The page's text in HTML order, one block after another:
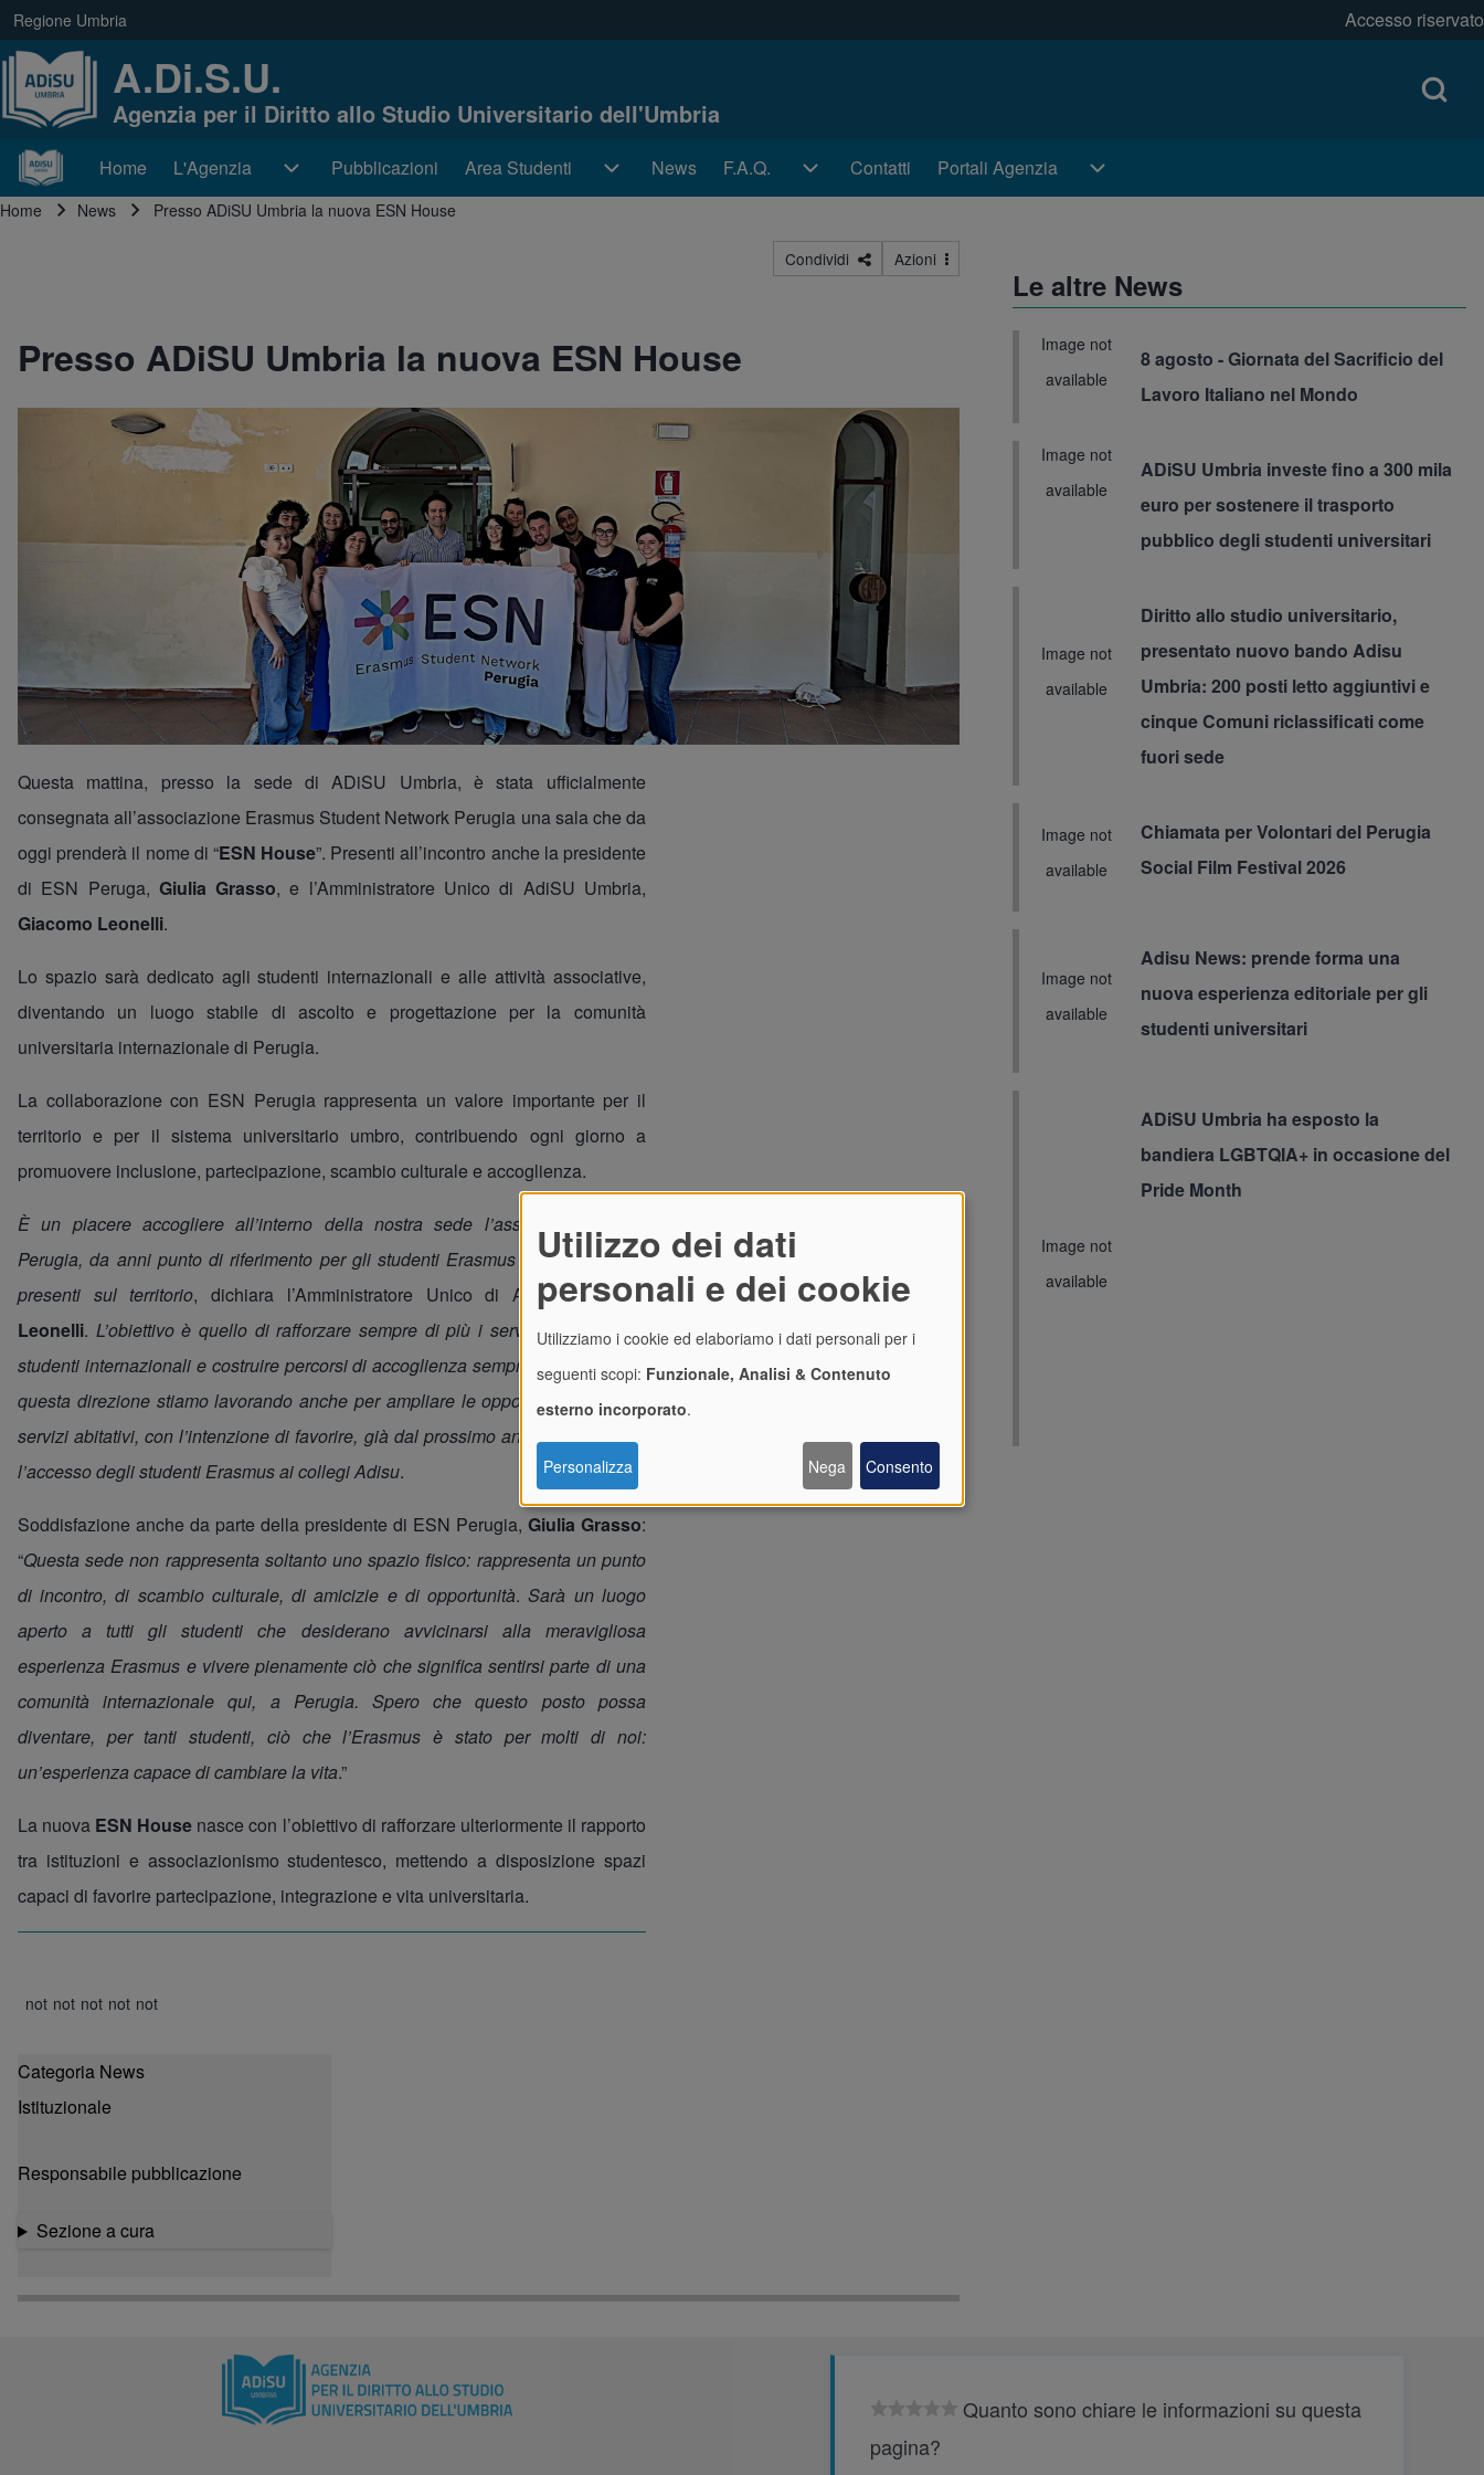
Skip to main navigation
link regione
Regione Umbria
(opens in new tab)
Menu
Accesso riservato
Open
Close search
Open Search
A.Di.S.U.
Agenzia per il Diritto allo Studio Universitario dell'Umbria
Navigazione principale
Home L'Agenzia
L'Agenzia sub-navigationPubblicazioni Area Studenti
Area Studenti sub-navigation
News F.A.Q.
F.A.Q. sub-navigation
Contatti Portali Agenzia
Portali Agenzia sub-navigation
Home News Presso ADiSU Umbria la nuova ESN House
Condividi Azioni
Presso ADiSU Umbria la nuova ESN House
Questa mattina, presso la sede di ADiSU Umbria, è stata ufficialmente
consegnata all’associazione Erasmus Student Network Perugia una sala che da
oggi prenderà il nome di “ESN House”. Presenti all’incontro anche la presidente
di ESN Peruga, Giulia Grasso, e l’Amministratore Unico di AdiSU Umbria,
Giacomo Leonelli.
Lo spazio sarà dedicato agli studenti internazionali e alle attività associative,
diventando un luogo stabile di ascolto e progettazione per la comunità
universitaria internazionale di Perugia.
La collaborazione con ESN Perugia rappresenta un valore importante per il
territorio e per il sistema universitario umbro, contribuendo ogni giorno a
promuovere inclusione, partecipazione, scambio culturale e accoglienza.
È un piacere accogliere all’interno della nostra sede l’associazione ESN
Perugia, da anni punto di riferimento per gli studenti Erasmus e internazionali
presenti sul territorio, dichiara l’Amministratore Unico di AdisuGiacomo
Leonelli. L’obiettivo è quello di rafforzare sempre di più i servizi dedicati agli
studenti internazionali e costruire percorsi di accoglienza sempre più efficaci. In
questa direzione stiamo lavorando anche per ampliare le opportunità legate ai
servizi abitativi, con l’intenzione di favorire, già dal prossimo anno accademico,
l’accesso degli studenti Erasmus ai collegi Adisu.
Soddisfazione anche da parte della presidente di ESN Perugia, Giulia Grasso:
“Questa sede non rappresenta soltanto uno spazio fisico: rappresenta un punto
di incontro, di scambio culturale, di amicizie e di opportunità.Sarà un luogo
aperto a tutti gli studenti che desiderano avvicinarsi alla meravigliosa
esperienza Erasmus e vivere pienamente ciò che significa sentirsi parte di una
comunità internazionale qui, a Perugia. Spero che questo posto possa
diventare, per tanti studenti, ciò che l’Erasmus è stato per molti di noi:
un’esperienza capace di cambiare la vita.”
La nuova ESN House nasce con l’obiettivo di rafforzare ulteriormente il rapporto
tra istituzioni e associazionismo studentesco, mettendo a disposizione spazi
capaci di favorire partecipazione, integrazione e vita universitaria.
not not not not not
Categoria News
Istituzionale
Responsabile pubblicazione
Sezione a cura
Le altre News
Immagine
Image not
available
8 agosto - Giornata del Sacrificio del
Lavoro Italiano nel Mondo
Immagine
Image not
available
ADiSU Umbria investe fino a 300 mila
euro per sostenere il trasporto
pubblico degli studenti universitari
Image not
available
Diritto allo studio universitario,
presentato nuovo bando Adisu
Umbria: 200 posti letto aggiuntivi e
cinque Comuni riclassificati come
fuori sede
Immagine
Image not
available
Chiamata per Volontari del Perugia
Social Film Festival 2026
Image not
available
Adisu News: prende forma una
nuova esperienza editoriale per gli
studenti universitari
Image not
available
ADiSU Umbria ha esposto la
bandiera LGBTQIA+ in occasione del
Pride Month
Quanto sono chiare le informazioni su questa
pagina?
Utilizzo dei dati
personali e dei cookie
Utilizziamo i cookie ed elaboriamo i dati personali per i
seguenti scopi: Funzionale, Analisi & Contenuto
esterno incorporato.
Personalizza Nega Consento